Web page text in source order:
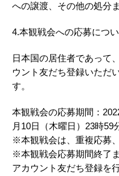
への譲渡、その他の処分
4.本観戦会への応募につ
日本国の居住者であって
ウント友だち登録いただ
す。
本観戦会の応募期間：
月10日（木曜日）23時59
※本観戦会は、重複応募
※本観戦会応募期間終了
アカウント友だち登録を